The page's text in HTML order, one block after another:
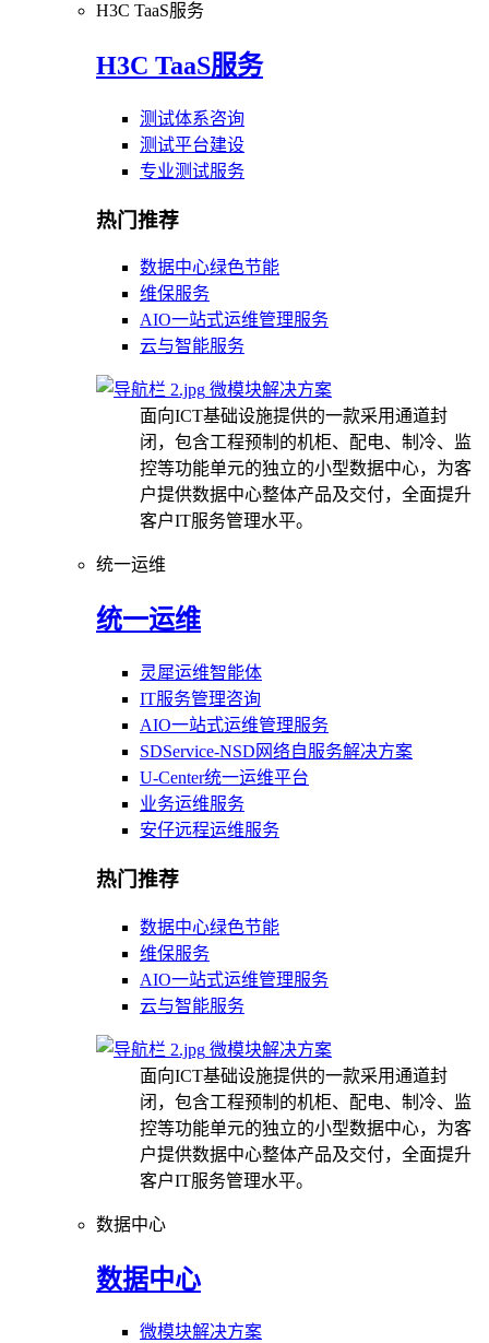
H3C TaaS服务
H3C TaaS服务
测试体系咨询
测试平台建设
专业测试服务
热门推荐
数据中心绿色节能
维保服务
AIO一站式运维管理服务
云与智能服务
微模块解决方案
面向ICT基础设施提供的一款采用通道封
闭，包含工程预制的机柜、配电、制冷、监
控等功能单元的独立的小型数据中心，为客
户提供数据中心整体产品及交付，全面提升
客户IT服务管理水平。
统一运维
统一运维
灵犀运维智能体
IT服务管理咨询
AIO一站式运维管理服务
SDService-NSD网络自服务解决方案
U-Center统一运维平台
业务运维服务
安仔远程运维服务
热门推荐
数据中心绿色节能
维保服务
AIO一站式运维管理服务
云与智能服务
微模块解决方案
面向ICT基础设施提供的一款采用通道封
闭，包含工程预制的机柜、配电、制冷、监
控等功能单元的独立的小型数据中心，为客
户提供数据中心整体产品及交付，全面提升
客户IT服务管理水平。
数据中心
数据中心
微模块解决方案